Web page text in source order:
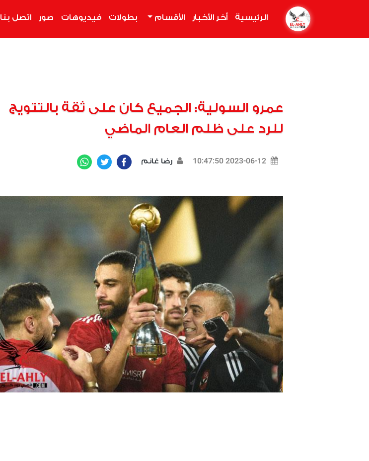
الرئيسية أخر الأخبار الأقسام بطولات فيديوهات صور اتصل بنا
عمرو السولية: الجميع كان على ثقة بالتتويج
للرد على ظلم العام الماضي
2023-06-12 10:47:50 رضا غانم Facebook
Twitter